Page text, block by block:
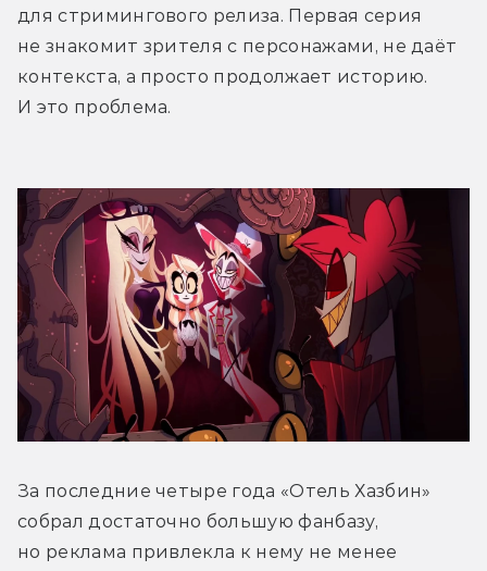
для стримингового релиза. Первая серия
не знакомит зрителя с персонажами, не даёт
контекста, а просто продолжает историю.
И это проблема.
За последние четыре года «Отель Хазбин»
собрал достаточно большую фанбазу,
но реклама привлекла к нему не менее